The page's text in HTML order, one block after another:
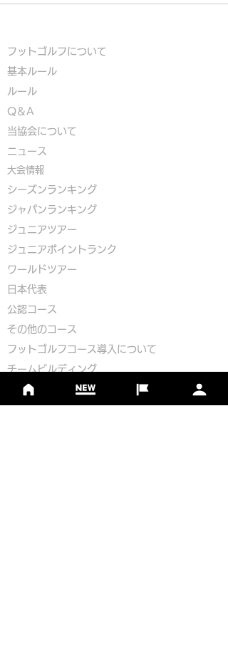
フットゴルフについて
基本ルール
ルール
Q＆A
​当協会について
​ニュース
大会情報
シーズンランキング
ジャパンランキング
ジュニアツアー
ジュニアポイントランク
​ワールドツアー
​​日本代表
公認コース
​その他のコース
​ フットゴルフコース導入について
​チームビルディング
選手登録​